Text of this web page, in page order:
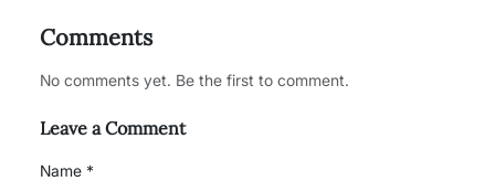
Comments
No comments yet. Be the first to comment.
Leave a Comment
Name *